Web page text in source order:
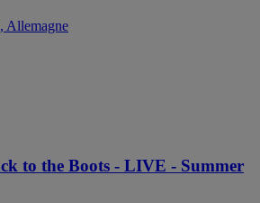
Allemagne
to the Boots - LIVE - Summer